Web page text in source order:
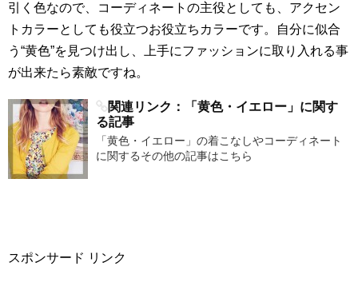
引く色なので、コーディネートの主役としても、アクセン
トカラーとしても役立つお役立ちカラーです。自分に似合
う“黄色”を見つけ出し、上手にファッションに取り入れる事
が出来たら素敵ですね。
関連リンク：「黄色・イエロー」に関す
る記事
「黄色・イエロー」の着こなしやコーディネート
に関するその他の記事はこちら
スポンサード リンク